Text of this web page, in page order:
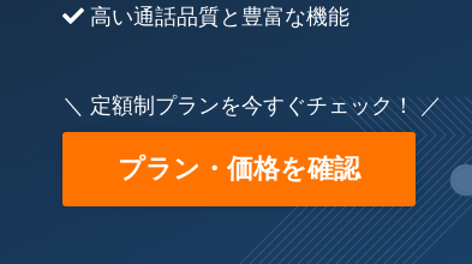
高い通話品質と豊富な機能
＼ 定額制プランを今すぐチェック！ ／
プラン・価格を確認